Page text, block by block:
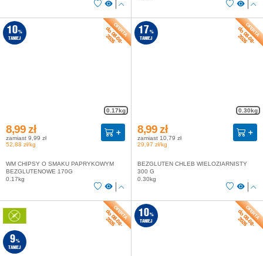
0.17kg
do 08-08-
2026
10%
TANIEJ
8,99 zł
zamiast 9,99 zł
52,88 zł/kg
WM CHIPSY O SMAKU PAPRYKOWYM
BEZGLUTENOWE 170G
0.17kg
0.30kg
do 08-08-
2026
17 %
TANIEJ
8,99 zł
zamiast 10,79 zł
29,97 zł/kg
BEZGLUTEN CHLEB WIELOZIARNISTY
300 G
0.30kg
do 08-08-
2026
9%
TANIEJ
do 08-08-
2026
10%
TANIEJ